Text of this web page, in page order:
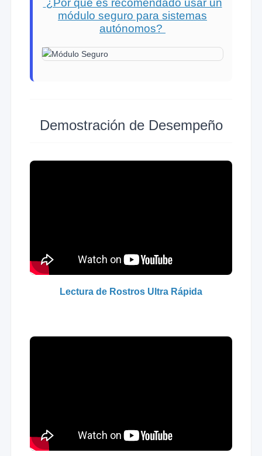
¿Por qué es recomendado usar un
módulo seguro para sistemas
autónomos?
Demostración de Desempeño
Lectura de Rostros Ultra Rápida